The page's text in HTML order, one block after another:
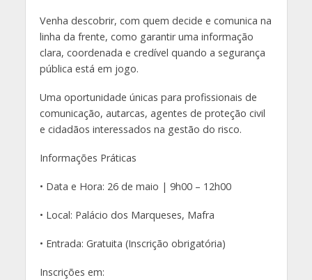
Venha descobrir, com quem decide e comunica na
linha da frente, como garantir uma informação
clara, coordenada e credível quando a segurança
pública está em jogo.
Uma oportunidade únicas para profissionais de
comunicação, autarcas, agentes de proteção civil
e cidadãos interessados na gestão do risco.
Informações Práticas
• Data e Hora: 26 de maio | 9h00 – 12h00
• Local: Palácio dos Marqueses, Mafra
• Entrada: Gratuita (Inscrição obrigatória)
Inscrições em: